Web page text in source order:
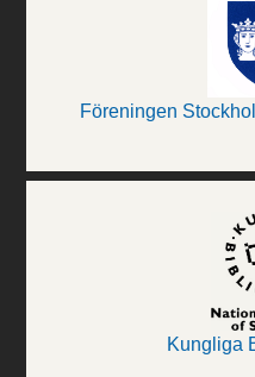
Föreningen
Kungliga